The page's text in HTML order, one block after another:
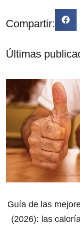
Compartir:
Últimas
Guía de las
(2026): las